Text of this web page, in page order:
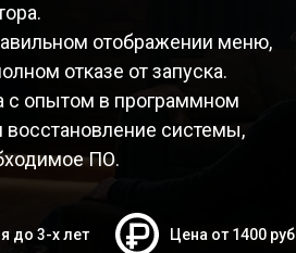
отображении меню,
отказе от запуска.
с опытом в программном
восстановление системы,
ПО.
до 3-х лет Цена от 1400 руб